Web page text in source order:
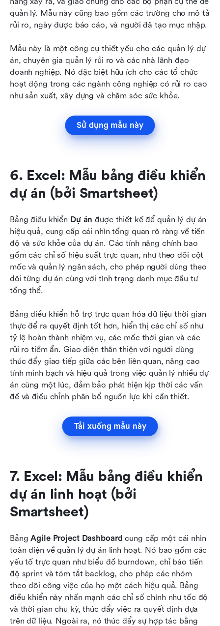
quản lý. Mẫu này cũng bao gồm các trường cho mô tả
rủi ro, ngày được báo cáo, và người đã tạo mục nhập.
Mẫu này là một công cụ thiết yếu cho các quản lý dự
án, chuyên gia quản lý rủi ro và các nhà lãnh đạo
doanh nghiệp. Nó đặc biệt hữu ích cho các tổ chức
hoạt động trong các ngành công nghiệp có rủi ro cao
như sản xuất, xây dựng và chăm sóc sức khỏe.
Sử dụng mẫu này
6. Excel: Mẫu bảng điều khiển
dự án (bởi Smartsheet)
Bảng điều khiển Dự án được thiết kế để quản lý dự án
hiệu quả, cung cấp cái nhìn tổng quan rõ ràng về tiến
độ và sức khỏe của dự án. Các tính năng chính bao
gồm các chỉ số hiệu suất trực quan, như theo dõi cột
mốc và quản lý ngân sách, cho phép người dùng theo
dõi từng dự án cùng với tình trạng danh mục đầu tư
tổng thể.
Bảng điều khiển hỗ trợ trực quan hóa dữ liệu thời gian
thực để ra quyết định tốt hơn, hiển thị các chỉ số như
tỷ lệ hoàn thành nhiệm vụ, các mốc thời gian và các
rủi ro tiềm ẩn. Giao diện thân thiện với người dùng
thúc đẩy giao tiếp giữa các bên liên quan, nâng cao
tính minh bạch và hiệu quả trong việc quản lý nhiều dự
án cùng một lúc, đảm bảo phát hiện kịp thời các vấn
đề và điều chỉnh phân bổ nguồn lực khi cần thiết.
Tải xuống mẫu này
7. Excel: Mẫu bảng điều khiển
dự án linh hoạt (bởi
Smartsheet)
Bảng Agile Project Dashboard cung cấp một cái nhìn
toàn diện về quản lý dự án linh hoạt. Nó bao gồm các
yếu tố trực quan như biểu đồ burndown, chỉ báo tiến
độ sprint và tóm tắt backlog, cho phép các nhóm
theo dõi công việc của họ một cách hiệu quả. Bảng
điều khiển này nhấn mạnh các chỉ số chính như tốc độ
và thời gian chu kỳ, thúc đẩy việc ra quyết định dựa
trên dữ liệu. Ngoài ra, nó thúc đẩy sự hợp tác bằng